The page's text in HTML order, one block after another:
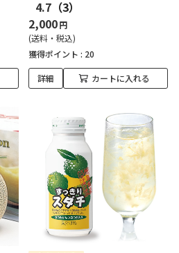
4.7 （3）
2,000円
(送料・税込)
獲得ポイント : 20
詳細 カートに入れる